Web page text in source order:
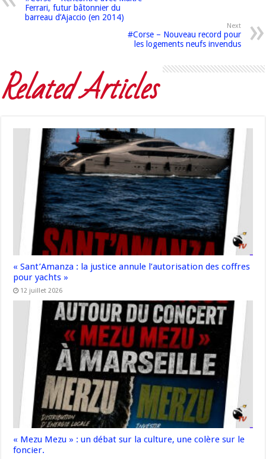
Ferrari, futur bâtonnier du
barreau d’Ajaccio (en 2014)
Next
#Corse – Nouveau record pour
les logements neufs invendus
Related Articles
« Sant’Amanza : la justice annule l’autorisation des coffres
pour yachts »
12 juillet 2026
« Mezu Mezu » : un débat sur la culture, une colère sur le
foncier.